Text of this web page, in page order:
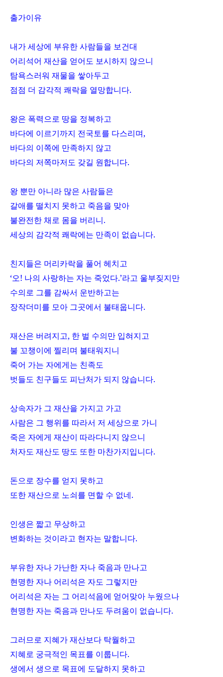
출가이유
내가 세상에 부유한 사람들을 보건대
어리석어 재산을 얻어도 보시하지 않으니
탐욕스러워 재물을 쌓아두고
점점 더 감각적 쾌락을 열망합니다.
왕은 폭력으로 땅을 정복하고
바다에 이르기까지 전국토를 다스리며,
바다의 이쪽에 만족하지 않고
바다의 저쪽마저도 갖길 원합니다.
왕 뿐만 아니라 많은 사람들은
갈애를 떨치지 못하고 죽음을 맞아
불완전한 채로 몸을 버리니.
세상의 감각적 쾌락에는 만족이 없습니다.
친지들은 머리카락을 풀어 헤치고
‘오! 나의 사랑하는 자는 죽었다.’라고 울부짖지만
수의로 그를 감싸서 운반하고는
장작더미를 모아 그곳에서 불태웁니다.
재산은 버려지고, 한 벌 수의만 입혀지고
불 꼬챙이에 찔리며 불태워지니
죽어 가는 자에게는 친족도
벗들도 친구들도 피난처가 되지 않습니다.
상속자가 그 재산을 가지고 가고
사람은 그 행위를 따라서 저 세상으로 가니
죽은 자에게 재산이 따라다니지 않으니
처자도 재산도 땅도 또한 마찬가지입니다.
돈으로 장수를 얻지 못하고
또한 재산으로 노쇠를 면할 수 없네.
인생은 짧고 무상하고
변화하는 것이라고 현자는 말합니다.
부유한 자나 가난한 자나 죽음과 만나고
현명한 자나 어리석은 자도 그렇지만
어리석은 자는 그 어리석음에 얻어맞아 누웠으나
현명한 자는 죽음과 만나도 두려움이 없습니다.
그러므로 지혜가 재산보다 탁월하고
지혜로 궁극적인 목표를 이룹니다.
생에서 생으로 목표에 도달하지 못하고